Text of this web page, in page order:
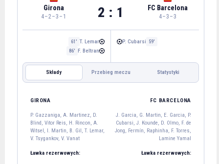
Girona
4–2–3–1 2 : 1 FC Barcelona
4–3–3
61' T. Lemar
86' F. Beltran
P. Cubarsi 59'
Składy Przebieg meczu Statystyki
FC BARCELONA
A. Martinez
4
D. Blind Vitor Reis H. Rincon
2
GIRONA FC BARCELONA
P. Gazzaniga, A. Martinez, D.
Blind, Vitor Reis, H. Rincon, A.
Witsel, I. Martin, B. Gil, T. Lemar,
V. Tsygankov, V. Vanat
J. Garcia, G. Martin, E. Garcia, P.
Cubarsi, J. Kounde, D. Olmo, F. de
Jong, Fermín, Raphinha, F. Torres,
Lamine Yamal
Ławka rezerwowych: Ławka rezerwowych: